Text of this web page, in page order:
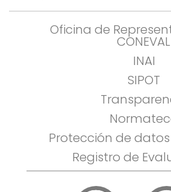
Oficina de
CONEVAL
INAI
SIPOT
Protección de
Registro de